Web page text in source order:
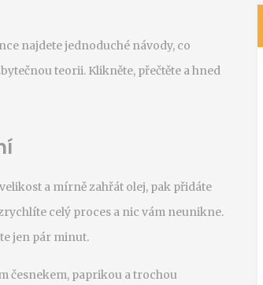
najdete jednoduché návody, co
teorii. Klikněte, přečtěte a hned
a mírně zahřát olej, pak přidáte
celý proces a nic vám neunikne.
jen pár minut.
česnekem, paprikou a trochou